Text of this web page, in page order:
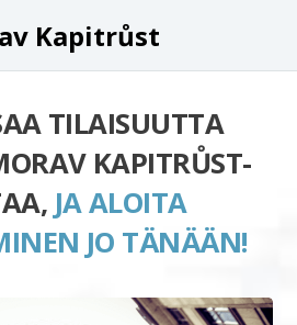
Kapitrůst
TILAISUUTTA
KAPITRŮST-
JA ALOITA
JO TÄNÄÄN!